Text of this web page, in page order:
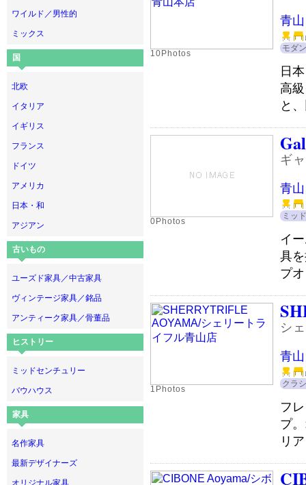
ワイルド／男性的
ミックス
国
北欧
イタリア
イギリス
フランス
ドイツ
アメリカ
日本・和
アジアン
古いもの
ユーズド家具／中古家具
ヴィンテージ家具／銘品
アンティーク家具／骨董品
ヒストリー
ミッドセンチュリー
バウハウス
家具
名作家具
最新デザイナーズ
オリジナル家具
10Photos
青
モダン
日
高
と
0Photos
ギ
青
ミッ
イ
具
プ
1Photos
シ
青
クラ
フ
プ
リ